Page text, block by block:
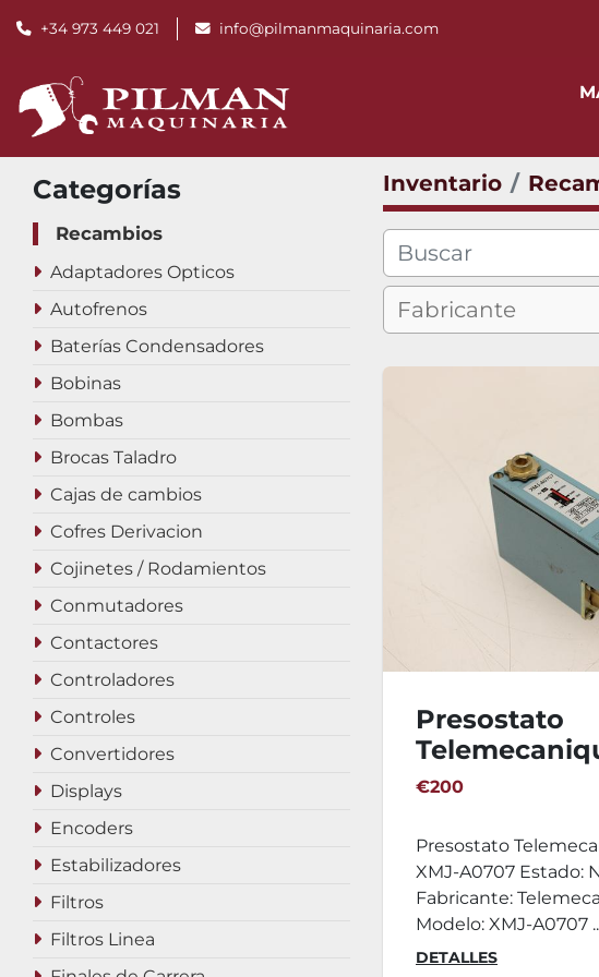
+34 973 449 021 info@pilmanmaquinaria.com
Categorías
Recambios
Adaptadores Opticos
Autofrenos
Baterías Condensadores
Bobinas
Bombas
Brocas Taladro
Cajas de cambios
Cofres Derivacion
Cojinetes / Rodamientos
Conmutadores
Contactores
Controladores
Controles
Convertidores
Displays
Encoders
Estabilizadores
Filtros
Filtros Linea
Inventario
Presostato
XMJ-A0707
€200
Presostato
XMJ-A0707 Estado:
Fabricante:
Modelo: XMJ-A0707
DETALLES